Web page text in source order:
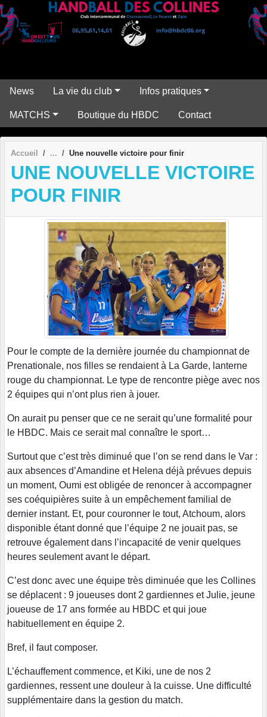
News La vie du club Infos pratiques
MATCHS Boutique du HBDC Contact
Accueil Une nouvelle victoire pour finir
UNE NOUVELLE VICTOIRE
POUR FINIR
Pour le compte de la dernière journée du championnat de
Prenationale, nos filles se rendaient à La Garde, lanterne
rouge du championnat. Le type de rencontre piège avec nos
2 équipes qui n’ont plus rien à jouer.
On aurait pu penser que ce ne serait qu’une formalité pour
le HBDC. Mais ce serait mal connaître le sport…
Surtout que c’est très diminué que l’on se rend dans le Var :
aux absences d’Amandine et Helena déjà prévues depuis
un moment, Oumi est obligée de renoncer à accompagner
ses coéquipières suite à un empêchement familial de
dernier instant. Et, pour couronner le tout, Atchoum, alors
disponible étant donné que l’équipe 2 ne jouait pas, se
retrouve également dans l’incapacité de venir quelques
heures seulement avant le départ.
C’est donc avec une équipe très diminuée que les Collines
se déplacent : 9 joueuses dont 2 gardiennes et Julie, jeune
joueuse de 17 ans formée au HBDC et qui joue
habituellement en équipe 2.
Bref, il faut composer.
L’échauffement commence, et Kiki, une de nos 2
gardiennes, ressent une douleur à la cuisse. Une difficulté
supplémentaire dans la gestion du match.
Panneau de gestion des cookies